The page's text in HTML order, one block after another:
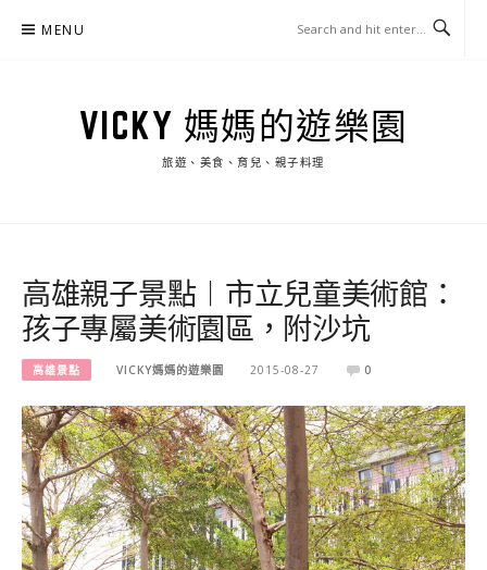
MENU
VICKY 媽媽的遊樂園
旅遊、美食、育兒、親子料理
高雄親子景點︱市立兒童美術館：
孩子專屬美術園區，附沙坑
高雄景點 VICKY媽媽的遊樂園 2015-08-27 0